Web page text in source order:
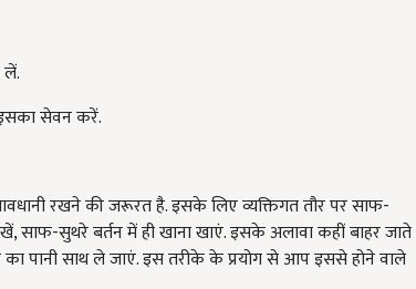
लें.
इसका सेवन करें.
रखने की जरूरत है. इसके लिए व्यक्तिगत तौर पर साफ-
साफ-सुथरे बर्तन में ही खाना खाएं. इसके अलावा कहीं बाहर जाते
पानी साथ ले जाएं. इस तरीके के प्रयोग से आप इससे होने वाले